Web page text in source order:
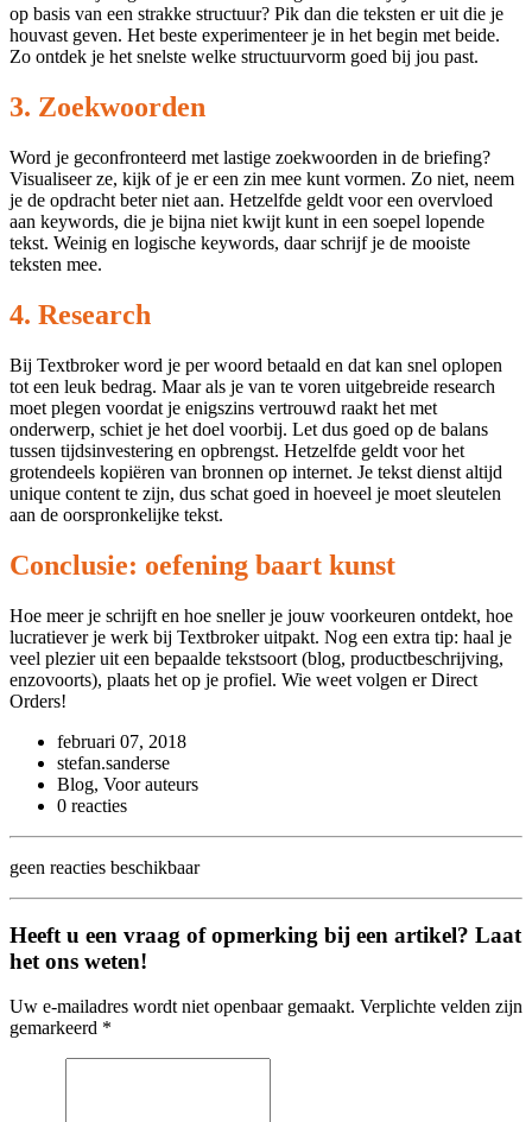
op basis van een strakke structuur? Pik dan die teksten er uit die je
houvast geven. Het beste experimenteer je in het begin met beide.
Zo ontdek je het snelste welke structuurvorm goed bij jou past.
3. Zoekwoorden
Word je geconfronteerd met lastige zoekwoorden in de briefing?
Visualiseer ze, kijk of je er een zin mee kunt vormen. Zo niet, neem
je de opdracht beter niet aan. Hetzelfde geldt voor een overvloed
aan keywords, die je bijna niet kwijt kunt in een soepel lopende
tekst. Weinig en logische keywords, daar schrijf je de mooiste
teksten mee.
4. Research
Bij Textbroker word je per woord betaald en dat kan snel oplopen
tot een leuk bedrag. Maar als je van te voren uitgebreide research
moet plegen voordat je enigszins vertrouwd raakt het met
onderwerp, schiet je het doel voorbij. Let dus goed op de balans
tussen tijdsinvestering en opbrengst. Hetzelfde geldt voor het
grotendeels kopiëren van bronnen op internet. Je tekst dienst altijd
unique content te zijn, dus schat goed in hoeveel je moet sleutelen
aan de oorspronkelijke tekst.
Conclusie: oefening baart kunst
Hoe meer je schrijft en hoe sneller je jouw voorkeuren ontdekt, hoe
lucratiever je werk bij Textbroker uitpakt. Nog een extra tip: haal je
veel plezier uit een bepaalde tekstsoort (blog, productbeschrijving,
enzovoorts), plaats het op je profiel. Wie weet volgen er Direct
Orders!
februari 07, 2018
stefan.sanderse
Blog, Voor auteurs
0 reacties
geen reacties beschikbaar
Heeft u een vraag of opmerking bij een artikel? Laat
het ons weten!
Uw e-mailadres wordt niet openbaar gemaakt. Verplichte velden zijn
gemarkeerd *